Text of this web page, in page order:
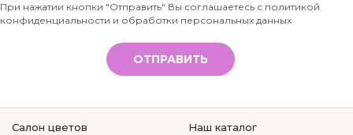
Телефон
*
При нажатии кнопки "Отправить" Вы соглашаетесь с политикой
конфиденциальности и обработки персональных данных
ОТПРАВИТЬ
Салон цветов Наш каталог